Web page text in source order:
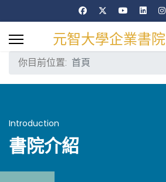
元智大學企業書院
你目前位置: 首頁
Introduction
書院介紹